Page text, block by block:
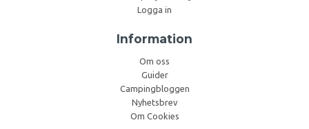
Logga in
Information
Om oss
Guider
Campingbloggen
Nyhetsbrev
Om Cookies